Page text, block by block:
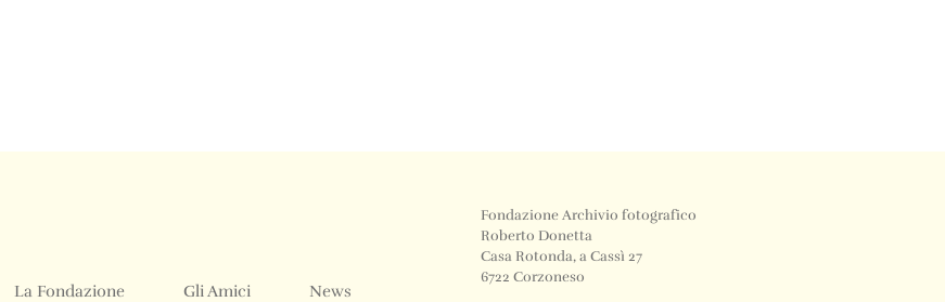
La Fondazione Gli Amici News
Fondazione Archivio fotografico
Roberto Donetta
Casa Rotonda, a Cassì 27
6722 Corzoneso